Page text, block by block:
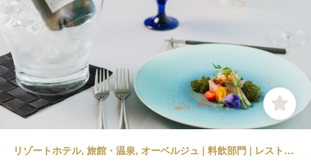
リゾートホテル, 旅館・温泉, オーベルジュ | 料飲部門 | レストランサービス・ホールスタッフ | フォンテーヌ・ブロー 熱海